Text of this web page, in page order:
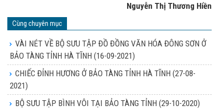
Nguyễn Thị Thương Hiền
Cùng chuyên mục
VÀI NÉT VỀ BỘ SƯU TẬP ĐỒ ĐỒNG VĂN HÓA ĐÔNG SƠN Ở
BẢO TÀNG TỈNH HÀ TĨNH (16-09-2021)
CHIẾC ĐỈNH HƯƠNG Ở BẢO TÀNG TỈNH HÀ TĨNH (27-08-
2021)
BỘ SƯU TẬP BÌNH VÔI TẠI BẢO TÀNG TỈNH (29-10-2020)